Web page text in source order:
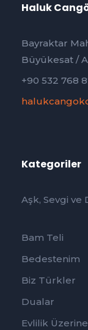
Haluk
Bayraktar
Büyükesat /
+90 532 768
Kategoriler
Aşk, Sevgi ve
Bam Teli
Bedestenim
Biz Türkler
Dualar
Evlilik Üzerine